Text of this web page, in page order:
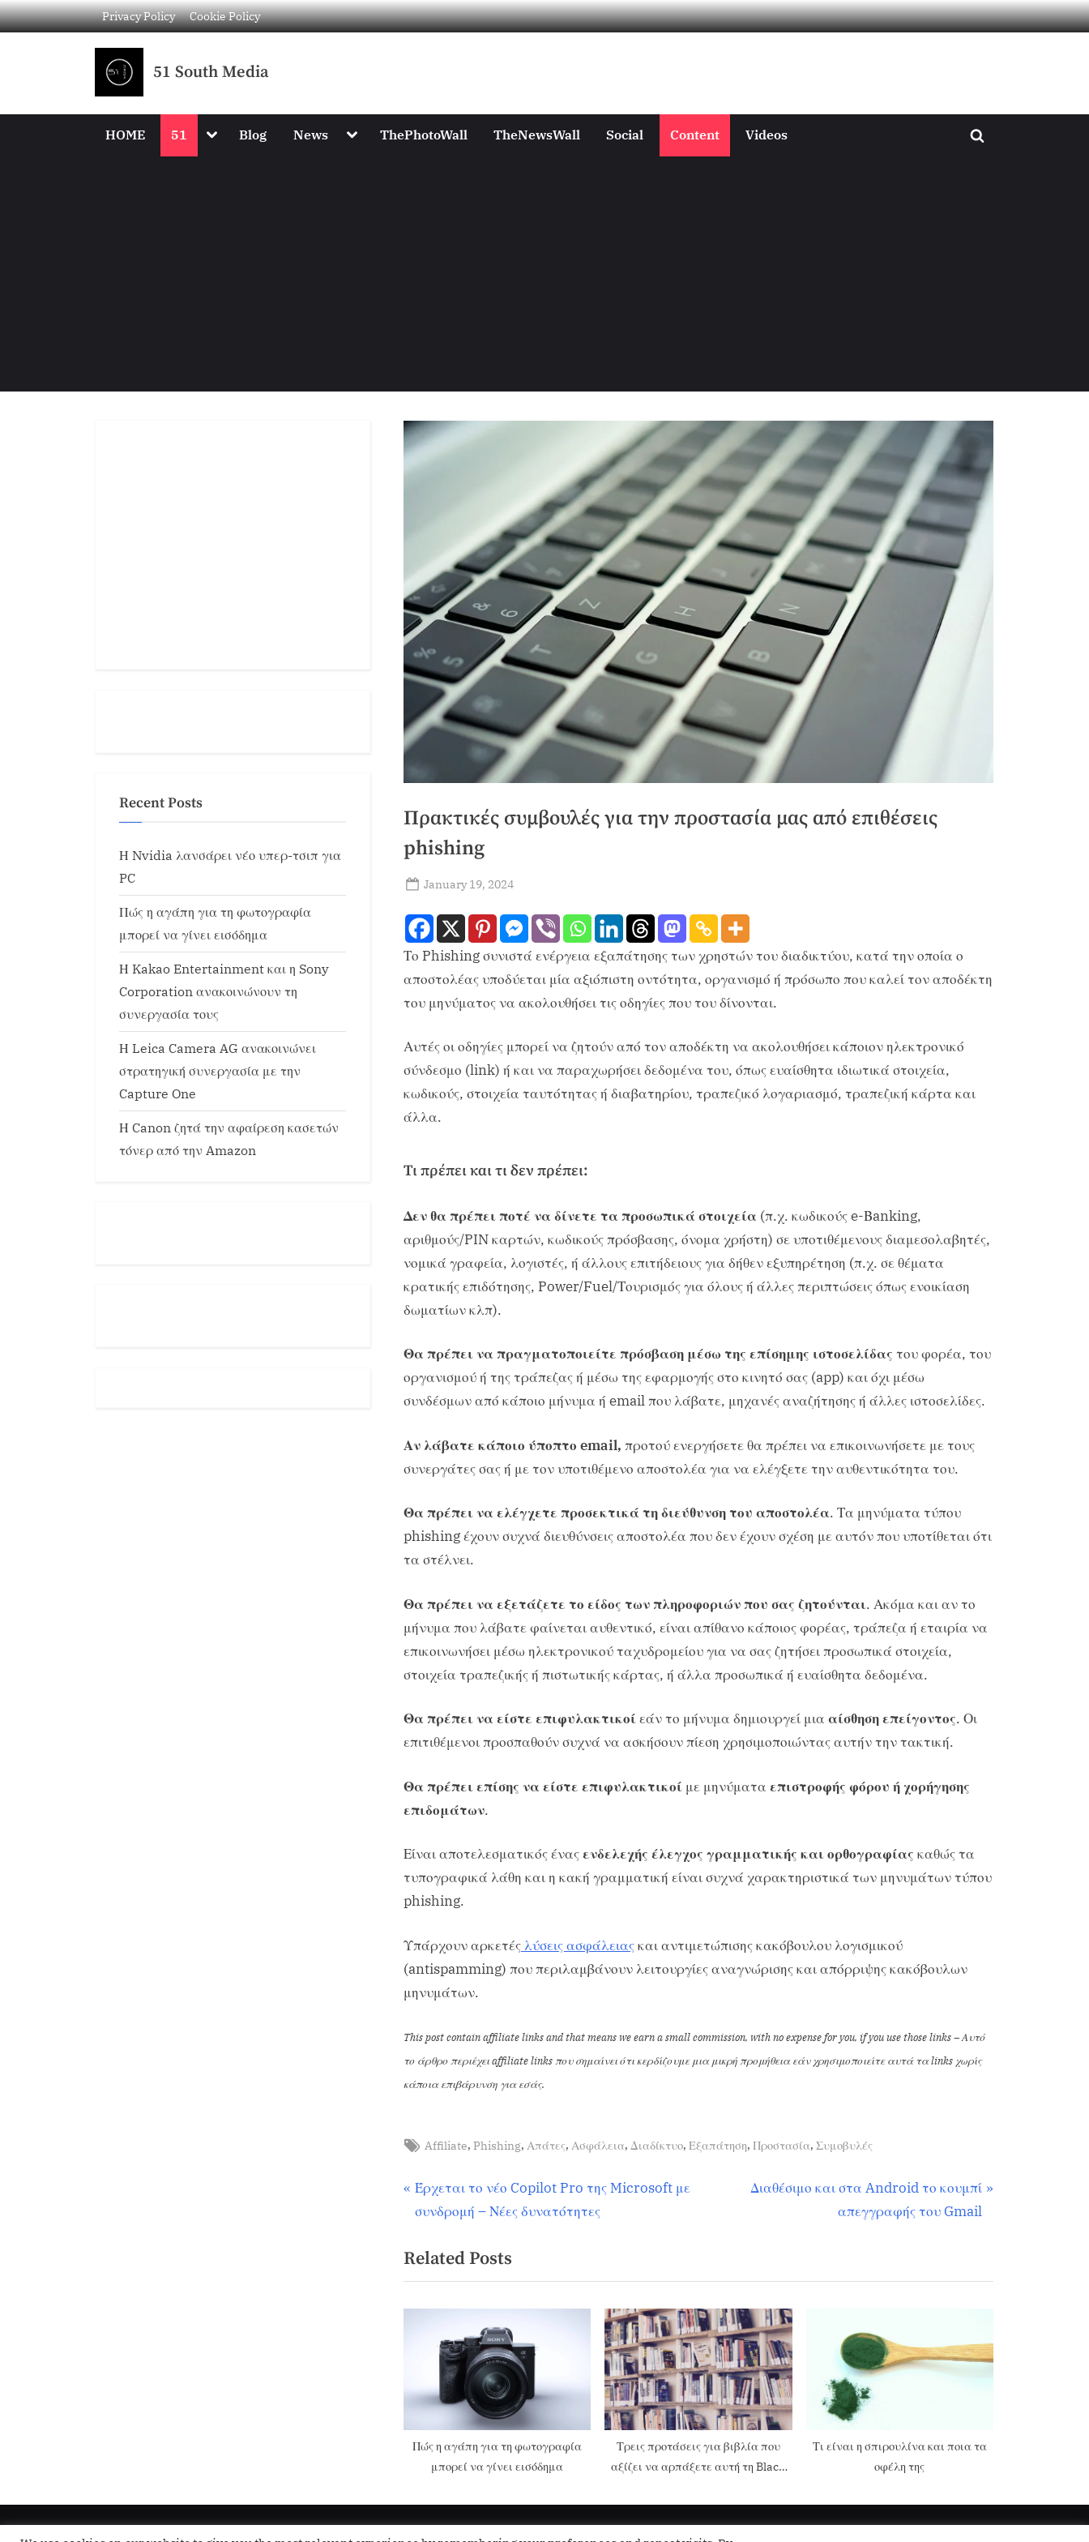
Privacy Policy Cookie Policy
51 South Media
HOME 51 Blog News ThePhotoWall TheNewsWall Social Content Videos
Πρακτικές συμβουλές για την προστασία μας από επιθέσεις
phishing
January 19, 2024
Το Phishing συνιστά ενέργεια εξαπάτησης των χρηστών του διαδικτύου, κατά την οποία ο
αποστολέας υποδύεται μία αξιόπιστη οντότητα, οργανισμό ή πρόσωπο που καλεί τον αποδέκτη
του μηνύματος να ακολουθήσει τις οδηγίες που του δίνονται.
Αυτές οι οδηγίες μπορεί να ζητούν από τον αποδέκτη να ακολουθήσει κάποιον ηλεκτρονικό
σύνδεσμο (link) ή και να παραχωρήσει δεδομένα του, όπως ευαίσθητα ιδιωτικά στοιχεία,
κωδικούς, στοιχεία ταυτότητας ή διαβατηρίου, τραπεζικό λογαριασμό, τραπεζική κάρτα και
άλλα.
Τι πρέπει και τι δεν πρέπει:
Δεν θα πρέπει ποτέ να δίνετε τα προσωπικά στοιχεία (π.χ. κωδικούς e-Βanking,
αριθμούς/PIN καρτών, κωδικούς πρόσβασης, όνομα χρήστη) σε υποτιθέμενους διαμεσολαβητές,
νομικά γραφεία, λογιστές, ή άλλους επιτήδειους για δήθεν εξυπηρέτηση (π.χ. σε θέματα
κρατικής επιδότησης, Power/Fuel/Τουρισμός για όλους ή άλλες περιπτώσεις όπως ενοικίαση
δωματίων κλπ).
Θα πρέπει να πραγματοποιείτε πρόσβαση μέσω της επίσημης ιστοσελίδας του φορέα, του
οργανισμού ή της τράπεζας ή μέσω της εφαρμογής στο κινητό σας (app) και όχι μέσω
συνδέσμων από κάποιο μήνυμα ή email που λάβατε, μηχανές αναζήτησης ή άλλες ιστοσελίδες.
Αν λάβατε κάποιο ύποπτο email, προτού ενεργήσετε θα πρέπει να επικοινωνήσετε με τους
συνεργάτες σας ή με τον υποτιθέμενο αποστολέα για να ελέγξετε την αυθεντικότητα του.
Θα πρέπει να ελέγχετε προσεκτικά τη διεύθυνση του αποστολέα. Τα μηνύματα τύπου
phishing έχουν συχνά διευθύνσεις αποστολέα που δεν έχουν σχέση με αυτόν που υποτίθεται ότι
τα στέλνει.
Θα πρέπει να εξετάζετε το είδος των πληροφοριών που σας ζητούνται. Ακόμα και αν το
μήνυμα που λάβατε φαίνεται αυθεντικό, είναι απίθανο κάποιος φορέας, τράπεζα ή εταιρία να
επικοινωνήσει μέσω ηλεκτρονικού ταχυδρομείου για να σας ζητήσει προσωπικά στοιχεία,
στοιχεία τραπεζικής ή πιστωτικής κάρτας, ή άλλα προσωπικά ή ευαίσθητα δεδομένα.
Θα πρέπει να είστε επιφυλακτικοίεάν το μήνυμα δημιουργεί μια αίσθηση επείγοντος. Οι
επιτιθέμενοι προσπαθούν συχνά να ασκήσουν πίεση χρησιμοποιώντας αυτήν την τακτική.
Θα πρέπει επίσης να είστε επιφυλακτικοί με μηνύματα επιστροφής φόρου ή χορήγησης
επιδομάτων.
Είναι αποτελεσματικός έναςενδελεχής έλεγχος γραμματικής και ορθογραφίας καθώς τα
τυπογραφικά λάθη και η κακή γραμματική είναι συχνά χαρακτηριστικά των μηνυμάτων τύπου
phishing.
Υπάρχουν αρκετές λύσεις ασφάλειαςκαι αντιμετώπισης κακόβουλου λογισμικού
(antispamming) που περιλαμβάνουν λειτουργίες αναγνώρισης και απόρριψης κακόβουλων
μηνυμάτων.
This post contain affiliate links and that means we earn a small commission, with no expense for you, if you use those links – Αυτό
το άρθρο περιέχει affiliate links που σημαίνει ότι κερδίζουμε μια μικρή προμήθεια εάν χρησιμοποιείτε αυτά τα links χωρίς
κάποια επιβάρυνση για εσάς.
51
Content
Affiliate, Phishing, Απάτες, Ασφάλεια, Διαδίκτυο, Εξαπάτηση, Προστασία, Συμοβυλές
Έρχεται το νέο Copilot Pro της Microsoft με
συνδρομή – Νέες δυνατότητες
Διαθέσιμο και στα Android το κουμπί
απεγγραφής του Gmail
Related Posts
Πώς η αγάπη για τη φωτογραφία
μπορεί να γίνει εισόδημα
Τρεις προτάσεις για βιβλία που
αξίζει να αρπάξετε αυτή τη Black
Τι είναι η σπιρουλίνα και ποια τα
οφέλη της
Recent Posts
Η Nvidia λανσάρει νέο υπερ-τσιπ για
PC
Πώς η αγάπη για τη φωτογραφία
μπορεί να γίνει εισόδημα
Η Kakao Entertainment και η Sony
Corporation ανακοινώνουν τη
συνεργασία τους
Η Leica Camera AG ανακοινώνει
στρατηγική συνεργασία με την
Capture One
Η Canon ζητά την αφαίρεση κασετών
τόνερ από την Amazon